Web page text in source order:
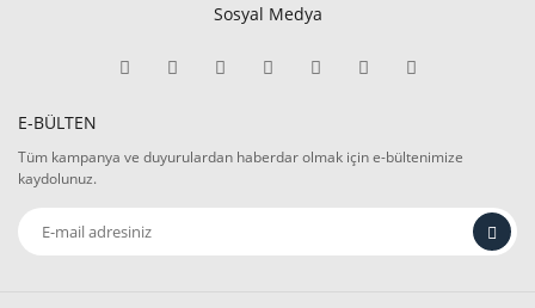
Sosyal Medya
E-BÜLTEN
Tüm kampanya ve duyurulardan haberdar olmak için e-bültenimize
kaydolunuz.